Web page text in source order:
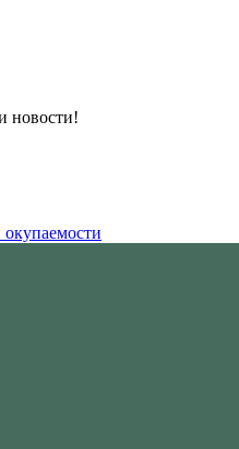
новости!
окупаемости